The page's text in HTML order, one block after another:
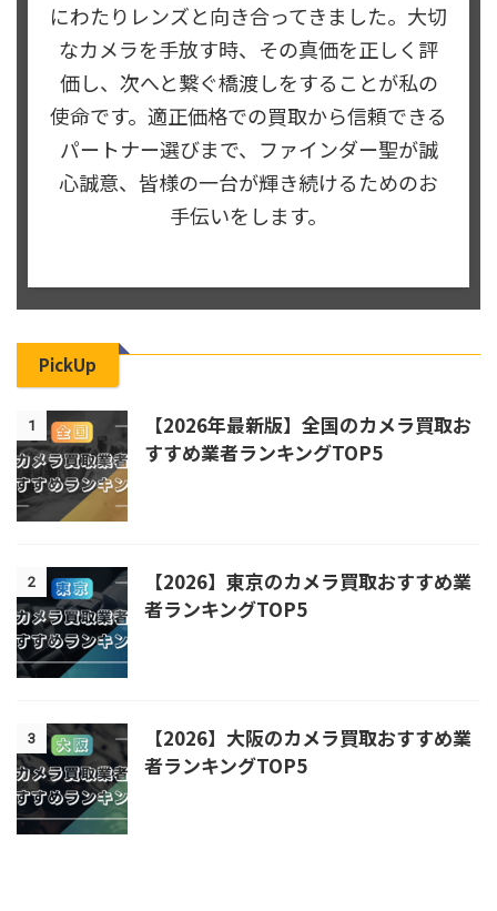
にわたりレンズと向き合ってきました。大切
なカメラを手放す時、その真価を正しく評
価し、次へと繋ぐ橋渡しをすることが私の
使命です。適正価格での買取から信頼できる
パートナー選びまで、ファインダー聖が誠
心誠意、皆様の一台が輝き続けるためのお
手伝いをします。
PickUp
1
【2026年最新版】全国のカメラ買取お
すすめ業者ランキングTOP5
2
【2026】東京のカメラ買取おすすめ業
者ランキングTOP5
3
【2026】大阪のカメラ買取おすすめ業
者ランキングTOP5